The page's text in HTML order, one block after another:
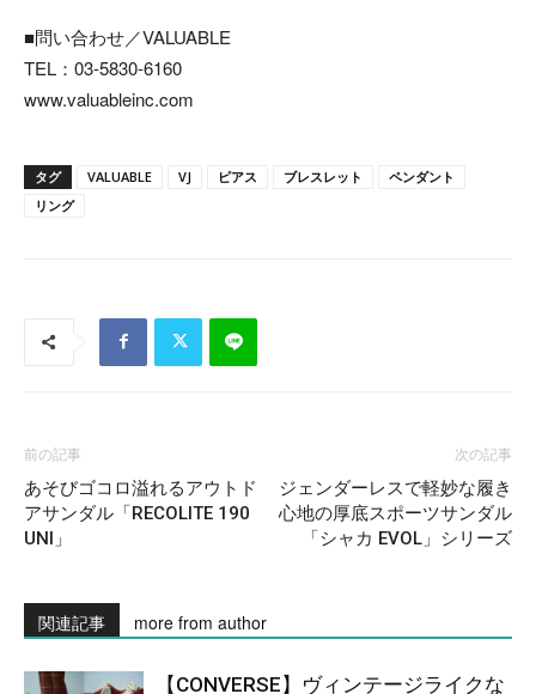
■問い合わせ／VALUABLE
TEL：03-5830-6160
www.valuableinc.com
タグ VALUABLE VJ ピアス ブレスレット
ペンダント
リング
前の記事
あそびゴコロ溢れるアウトド
アサンダル「RECOLITE 190
UNI」
次の記事
ジェンダーレスで軽妙な履き
心地の厚底スポーツサンダル
「シャカ EVOL」シリーズ
関連記事 more from author
【CONVERSE】ヴィンテージライクな